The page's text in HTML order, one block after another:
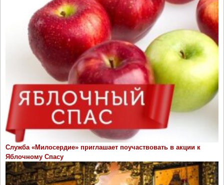
Служба «Милосердие» приглашает поучаствовать в акции к
Яблочному Спасу